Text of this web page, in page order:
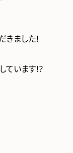
ました！
います！?